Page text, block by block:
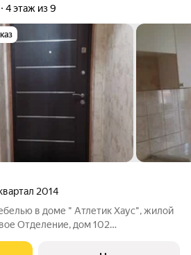
4 этаж из 9
2014
в доме " Атлетик Хаус", жилой
Отделение, дом 102
и фитнес центром 2.По